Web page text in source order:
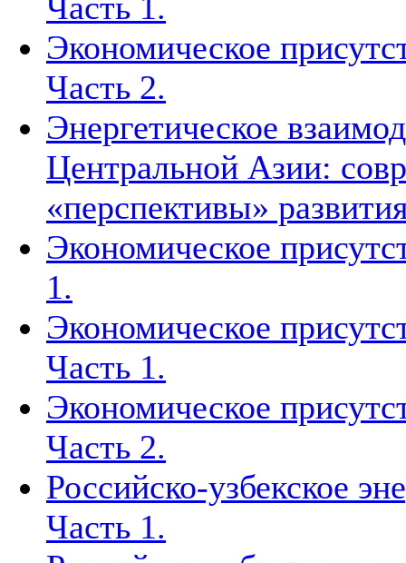
Экономическое
Часть 2.
Энергетическое
Центральной Азии:
«перспективы»
Экономическое
1.
Экономическое
Часть 1.
Экономическое
Часть 2.
Российско-узбекское
Часть 1.